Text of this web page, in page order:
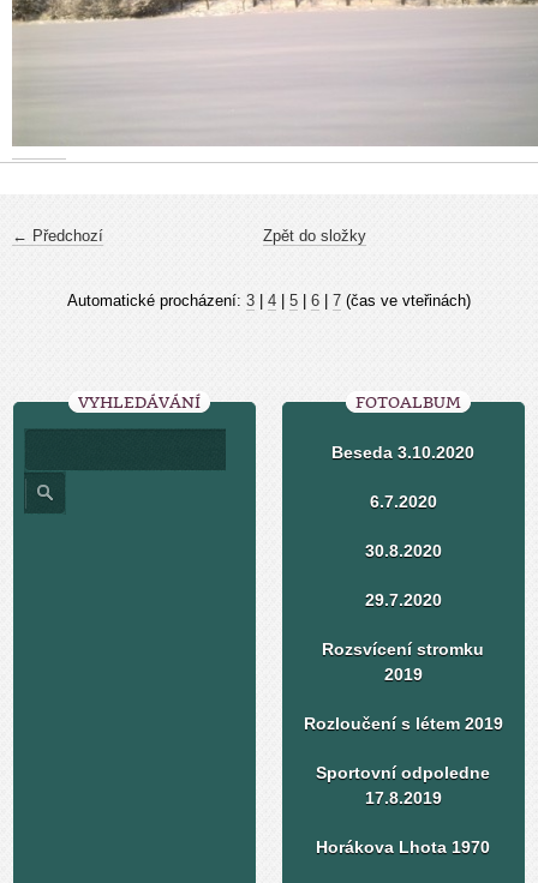
← Předchozí Zpět do složky
Automatické procházení: 3 4 5 6 7 (čas ve vteřinách)
VYHLEDÁVÁNÍ FOTOALBUM
Beseda 3.10.2020
6.7.2020
30.8.2020
29.7.2020
Rozsvícení stromku
2019
Rozloučení s létem 2019
Sportovní odpoledne
17.8.2019
Horákova Lhota 1970